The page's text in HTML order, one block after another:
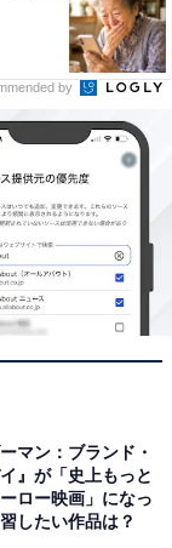
by
マン：ブランド・
』が「史上もっと
ロー映画」になっ
したい作品は？